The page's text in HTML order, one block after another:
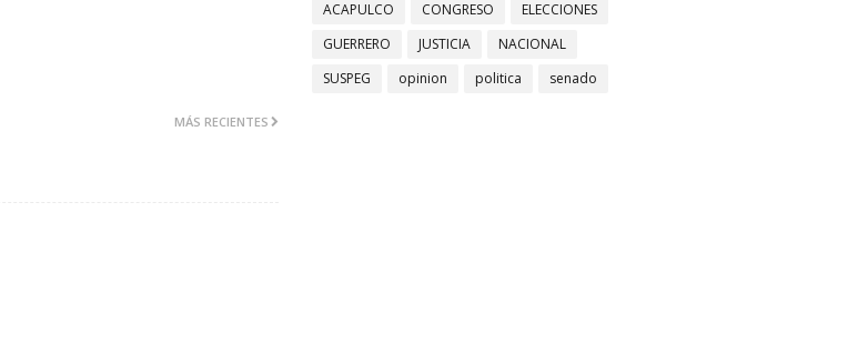
MÁS RECIENTES
ACAPULCO CONGRESO
ELECCIONES
GUERRERO
JUSTICIA
NACIONAL
SUSPEG
opinion politica senado